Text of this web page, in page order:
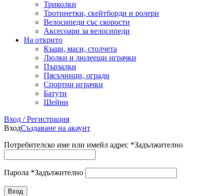
Триколки
Тротинетки, скейтборди и ролери
Велосипеди със скорости
Аксесоари за велосипеди
На открито
Къщи, маси, столчета
Люлки и люлеещи играчки
Пързалки
Пясъчници, огради
Спортни играчки
Батути
Шейни
Вход / Регистрация
ВходСъздаване на акаунт
Потребителско име или имейл адрес *Задължително
Парола *Задължително
Вход